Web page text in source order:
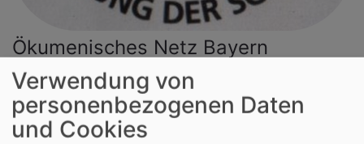
Ökumenisches Netz Bayern
Hauptnavigation
Verwendung von
personenbezogenen Daten
und Cookies